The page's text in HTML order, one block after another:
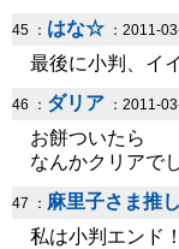
45 ： はな☆ ：2011-
最後に小判、イ
46 ： ダリア ：2011-
お餅ついたら
なんかクリアで
47 ： 麻里子さま推し
私は小判エンド